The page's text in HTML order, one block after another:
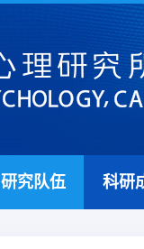
研究队伍 科研